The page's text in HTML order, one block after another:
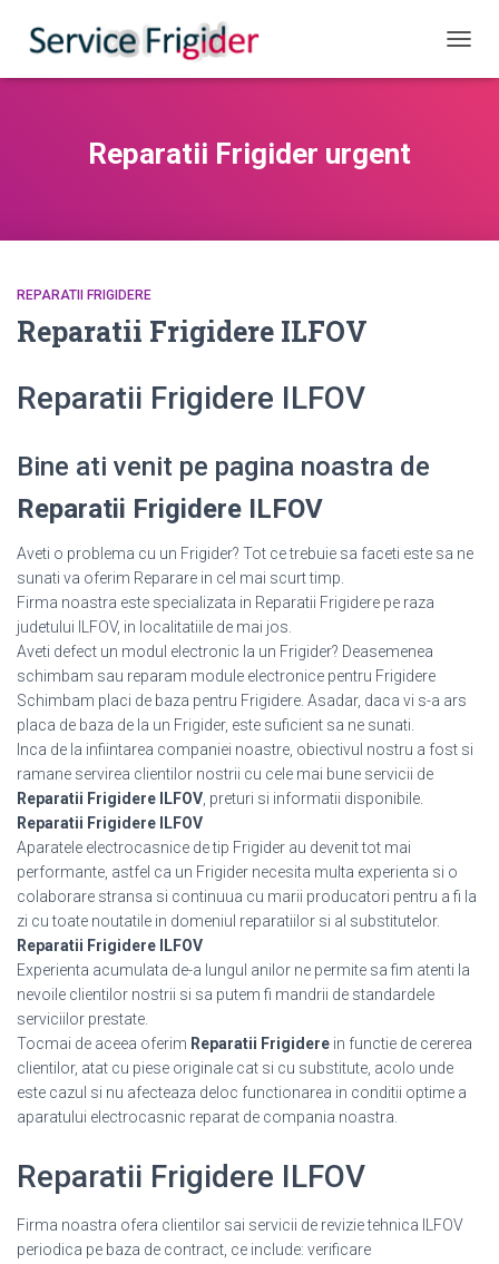
Reparatii Frigider urgent
REPARATII FRIGIDERE
Reparatii Frigidere ILFOV
Reparatii Frigidere ILFOV
Bine ati venit pe pagina noastra de
Reparatii Frigidere ILFOV
Aveti o problema cu un Frigider? Tot ce trebuie sa faceti este sa ne
sunati va oferim Reparare in cel mai scurt timp.
Firma noastra este specializata in Reparatii Frigidere pe raza
judetului ILFOV, in localitatiile de mai jos.
Aveti defect un modul electronic la un Frigider? Deasemenea
schimbam sau reparam module electronice pentru Frigidere
Schimbam placi de baza pentru Frigidere. Asadar, daca vi s-a ars
placa de baza de la un Frigider, este suficient sa ne sunati.
Inca de la infiintarea companiei noastre, obiectivul nostru a fost si
ramane servirea clientilor nostrii cu cele mai bune servicii de
Reparatii Frigidere ILFOV , preturi si informatii disponibile.
Reparatii Frigidere ILFOV
Aparatele electrocasnice de tip Frigider au devenit tot mai
performante, astfel ca un Frigider necesita multa experienta si o
colaborare stransa si continuua cu marii producatori pentru a fi la
zi cu toate noutatile in domeniul reparatiilor si al substitutelor.
Reparatii Frigidere ILFOV
Experienta acumulata de-a lungul anilor ne permite sa fim atenti la
nevoile clientilor nostrii si sa putem fi mandrii de standardele
serviciilor prestate.
Tocmai de aceea oferim Reparatii Frigidere in functie de cererea
clientilor, atat cu piese originale cat si cu substitute, acolo unde
este cazul si nu afecteaza deloc functionarea in conditii optime a
aparatului electrocasnic reparat de compania noastra.
Reparatii Frigidere ILFOV
Firma noastra ofera clientilor sai servicii de revizie tehnica ILFOV
periodica pe baza de contract, ce include: verificare